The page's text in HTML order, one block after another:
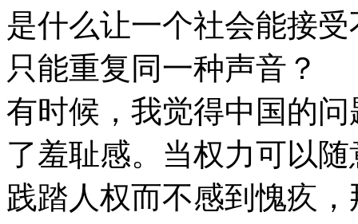
是什么让一个社会能接
只能重复同一种声音？
有时候，我觉得中国的
了羞耻感。当权力可以
践踏人权而不感到愧疚